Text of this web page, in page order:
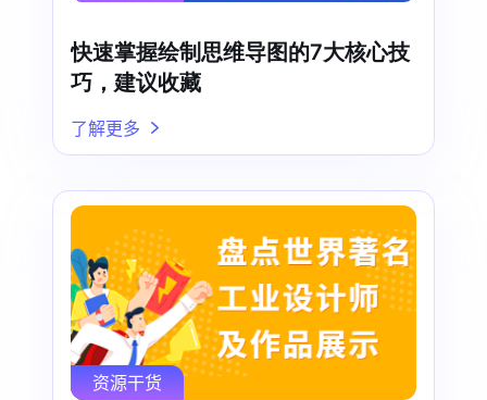
快速掌握绘制思维导图的7大核心技
巧，建议收藏
了解更多
资源干货